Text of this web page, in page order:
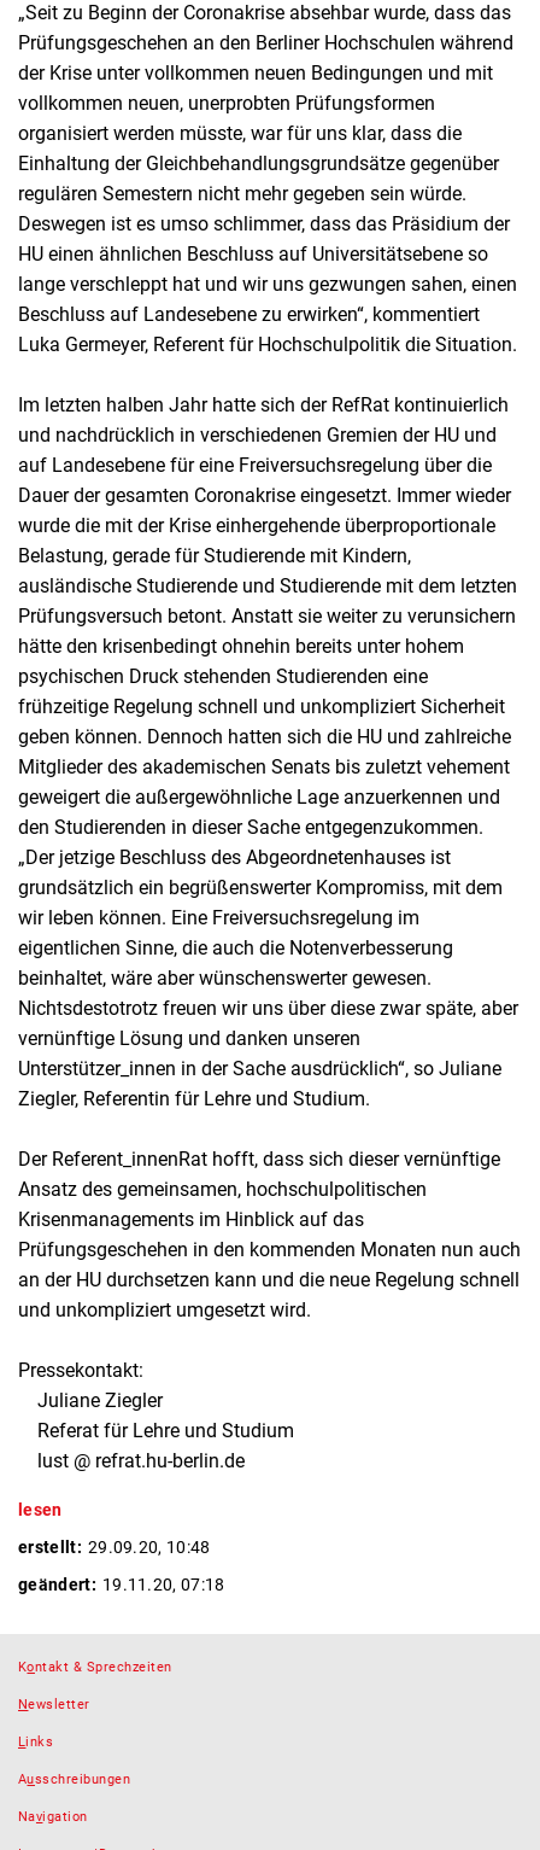
„Seit zu Beginn der Coronakrise absehbar wurde, dass das
Prüfungsgeschehen an den Berliner Hochschulen während
der Krise unter vollkommen neuen Bedingungen und mit
vollkommen neuen, unerprobten Prüfungsformen
organisiert werden müsste, war für uns klar, dass die
Einhaltung der Gleichbehandlungsgrundsätze gegenüber
regulären Semestern nicht mehr gegeben sein würde.
Deswegen ist es umso schlimmer, dass das Präsidium der
HU einen ähnlichen Beschluss auf Universitätsebene so
lange verschleppt hat und wir uns gezwungen sahen, einen
Beschluss auf Landesebene zu erwirken“, kommentiert
Luka Germeyer, Referent für Hochschulpolitik die Situation.
Im letzten halben Jahr hatte sich der RefRat kontinuierlich
und nachdrücklich in verschiedenen Gremien der HU und
auf Landesebene für eine Freiversuchsregelung über die
Dauer der gesamten Coronakrise eingesetzt. Immer wieder
wurde die mit der Krise einhergehende überproportionale
Belastung, gerade für Studierende mit Kindern,
ausländische Studierende und Studierende mit dem letzten
Prüfungsversuch betont. Anstatt sie weiter zu verunsichern
hätte den krisenbedingt ohnehin bereits unter hohem
psychischen Druck stehenden Studierenden eine
frühzeitige Regelung schnell und unkompliziert Sicherheit
geben können. Dennoch hatten sich die HU und zahlreiche
Mitglieder des akademischen Senats bis zuletzt vehement
geweigert die außergewöhnliche Lage anzuerkennen und
den Studierenden in dieser Sache entgegenzukommen.
„Der jetzige Beschluss des Abgeordnetenhauses ist
grundsätzlich ein begrüßenswerter Kompromiss, mit dem
wir leben können. Eine Freiversuchsregelung im
eigentlichen Sinne, die auch die Notenverbesserung
beinhaltet, wäre aber wünschenswerter gewesen.
Nichtsdestotrotz freuen wir uns über diese zwar späte, aber
vernünftige Lösung und danken unseren
Unterstützer_innen in der Sache ausdrücklich“, so Juliane
Ziegler, Referentin für Lehre und Studium.
Der Referent_innenRat hofft, dass sich dieser vernünftige
Ansatz des gemeinsamen, hochschulpolitischen
Krisenmanagements im Hinblick auf das
Prüfungsgeschehen in den kommenden Monaten nun auch
an der HU durchsetzen kann und die neue Regelung schnell
und unkompliziert umgesetzt wird.
Pressekontakt:
Juliane Ziegler
Referat für Lehre und Studium
lust @ refrat.hu-berlin.de
lesen
erstellt: 29.09.20, 10:48
geändert: 19.11.20, 07:18
Kontakt & Sprechzeiten
Newsletter
Links
Ausschreibungen
Navigation